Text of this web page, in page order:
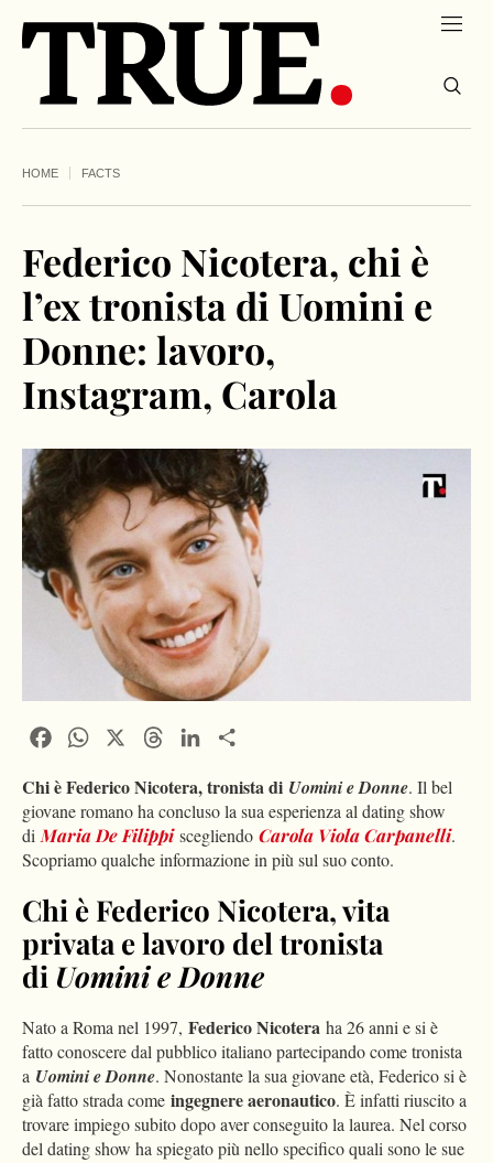
HOME FACTS
Federico Nicotera, chi è
l’ex tronista di Uomini e
Donne: lavoro,
Instagram, Carola
FacebookWhatsApp ThreadsLinkedIn
Chi è Federico Nicotera, tronista di Uomini e Donne. Il bel
giovane romano ha concluso la sua esperienza al dating show
diMaria De Filippi scegliendo Carola Viola Carpanelli.
Scopriamo qualche informazione in più sul suo conto.
Chi è Federico Nicotera, vita
privata e lavoro del tronista
di Uomini e Donne
Nato a Roma nel 1997, Federico Nicotera ha 26 anni e si è
fatto conoscere dal pubblico italiano partecipando come tronista
a Uomini e Donne. Nonostante la sua giovane età, Federico si è
già fatto strada come ingegnere aeronautico. È infatti riuscito a
trovare impiego subito dopo aver conseguito la laurea. Nel corso
del dating show ha spiegato più nello specifico quali sono le sue